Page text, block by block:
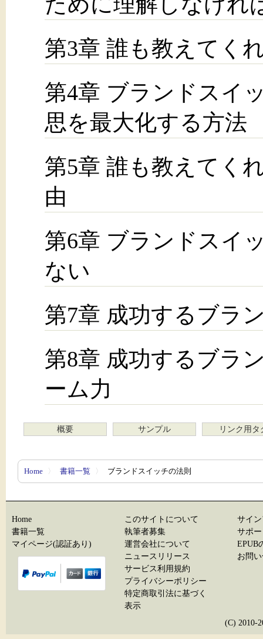
第3章 誰も教えてく
第4章 ブランドスイ
思を最大化する方法
第5章 誰も教えてく
由
第6章 ブランドスイ
ない
第7章 成功するブラ
第8章 成功するブラ
ーム力
概要 サンプル リンク用タ
Home 〉 書籍一覧 〉 ブランドスイッチの法則
Home
書籍一覧
マイページ(認証あり)
このサイトについて
執筆者募集
運営会社について
ニュースリリース
サービス利用規約
プライバシーポリシー
特定商取引法に基づく
表示
サイ
サポ
EPUB
お問
(C) 2010-